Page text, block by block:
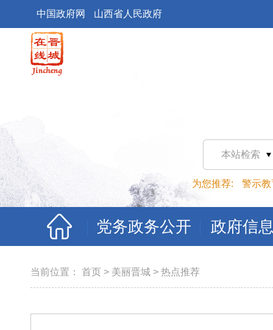
中国政府网 山西省人民政府
本站检索
为您推荐: 警示教
党务政务公开 政府信
当前位置： 首页 > 美丽晋城 > 热点推荐